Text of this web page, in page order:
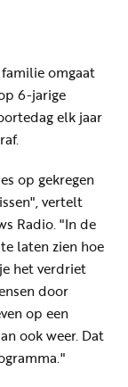
omgaat
6-jarige
elk jaar
op gekregen
vertelt
Radio. "In de
laten zien hoe
het verdriet
door
op een
ook weer. Dat